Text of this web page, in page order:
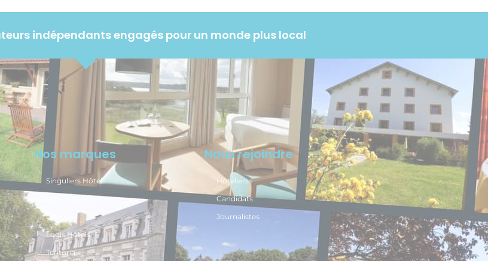
indépendants engagés pour un monde plus local
Nos marques
Singuliers Hôtels
Citotel
Logis Hôtels
Teritoria
Nous rejoindre
Hôteliers
Candidats
Journalistes